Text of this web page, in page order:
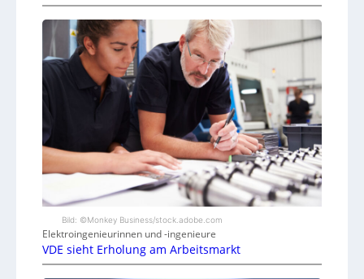
Bild: ©Monkey Business/stock.adobe.com
Elektroingenieurinnen und -ingenieure
VDE sieht Erholung am Arbeitsmarkt